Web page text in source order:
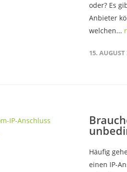
oder? Es
Anbieter
welchen...
15. AUGUST
Häufig
einen IP-